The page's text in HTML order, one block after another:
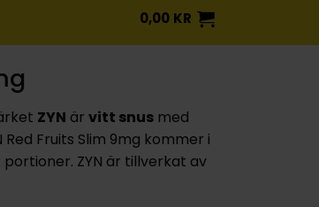
0,00 KR
ZYN är vitt snus med
Red Fruits Slim 9mg kommer i
ZYN är tillverkat av